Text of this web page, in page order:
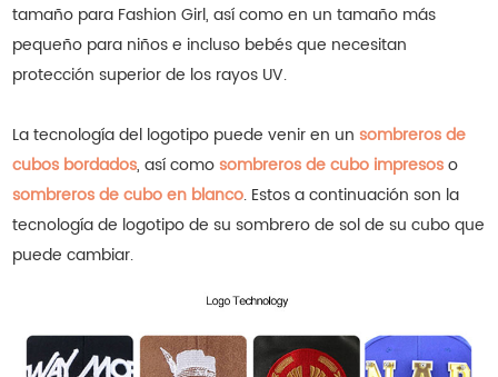
tamaño para Fashion Girl, así como en un tamaño más
pequeño para niños e incluso bebés que necesitan
protección superior de los rayos UV.
La tecnología del logotipo puede venir en un sombreros de
cubos bordados, así como sombreros de cubo impresoso
sombreros de cubo en blanco. Estos a continuación son la
tecnología de logotipo de su sombrero de sol de su cubo que
puede cambiar.